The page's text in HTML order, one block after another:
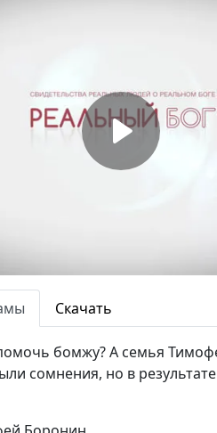
Скачать
бомжу? А семья
сомнения, но в